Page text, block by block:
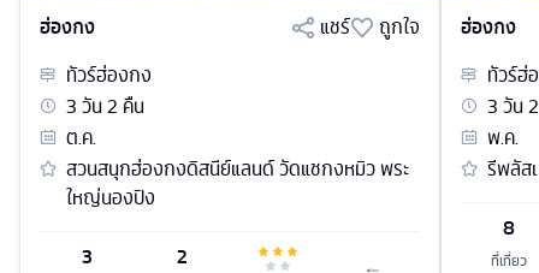
ฮ่องกง แชร์
ถูกใจ
ทัวร์ฮ่องกง
3วัน2 คืน
ต.ค.
สวนสนุกฮ่องกงดิสนีย์แลนด์ วัดแชกงหมิว พระ
ใหญ่นองปิง
3
2
ฮ่องกง
ทัวร์ฮ่
3วัน2
พ.ค.
รีพลัส
8
ที่เที่ยว